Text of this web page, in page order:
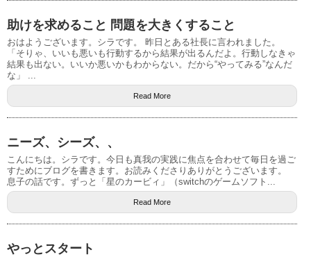
助けを求めること 問題を大きくすること
おはようございます。シラです。 昨日とある社長に言われました。
「そりゃ、いいも悪いも行動するから結果が出るんだよ。行動しなきゃ
結果も出ない。いいか悪いかもわからない。だから“やってみる”なんだ
な」 ...
Read More
ニーズ、シーズ、、
こんにちは。シラです。今日も真我の実践に焦点を合わせて毎日を過ご
すためにブログを書きます。お読みくださりありがとうございます。
息子の話です。ずっと「星のカービィ」（switchのゲームソフト...
Read More
やっとスタート